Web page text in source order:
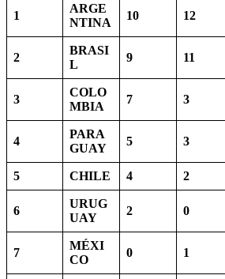
1
ARGE
NTINA
10 12
2
BRASI
L
9 11
3
COLO
MBIA
7 3
4
PARA
GUAY
5 3
5 CHILE 4 2
6
URUG
UAY
2 0
7
MÉXI
CO
0 1